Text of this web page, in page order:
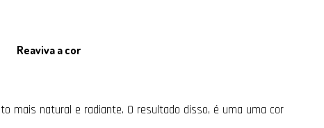
Reaviva a cor
mais natural e radiante. O resultado disso, é uma uma cor